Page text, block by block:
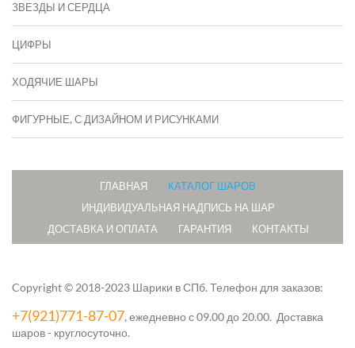
ЗВЕЗДЫ И СЕРДЦА
ЦИФРЫ
ХОДЯЧИЕ ШАРЫ
ФИГУРНЫЕ, С ДИЗАЙНОМ И РИСУНКАМИ
ГЛАВНАЯ
КАТАЛОГ ШАРОВ
ИНДИВИДУАЛЬНАЯ НАДПИСЬ НА ШАР
ДОСТАВКА И ОПЛАТА
ГАРАНТИЯ КОНТАКТЫ
Copyright © 2018-2023 Шарики в СПб.Телефон для заказов:
+7(921)771-87-07, ежедневно с 09.00 до 20.00. Доставка
шаров - круглосуточно.